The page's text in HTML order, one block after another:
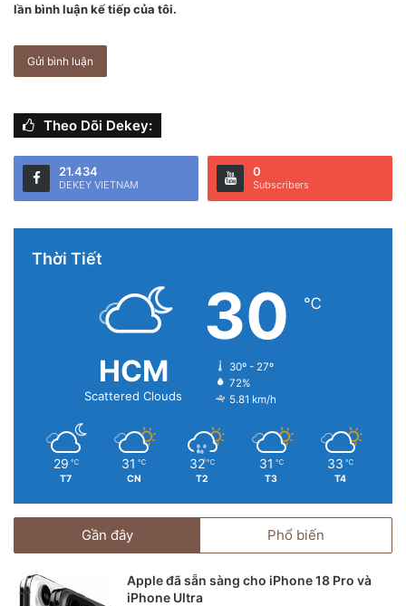
lần bình luận kế tiếp của tôi.
Theo Dõi Dekey:
21.434
DEKEY VIETNAM
0
Subscribers
Thời Tiết
HCM
Scattered Clouds
30 ℃
30º - 27º
72%
5.81 km/h
29 ℃
T7
31 ℃
CN
32 ℃
T2
31 ℃
T3
33 ℃
T4
Gần đây Phổ biến
Apple đã sẵn sàng cho iPhone 18 Pro và
iPhone Ultra